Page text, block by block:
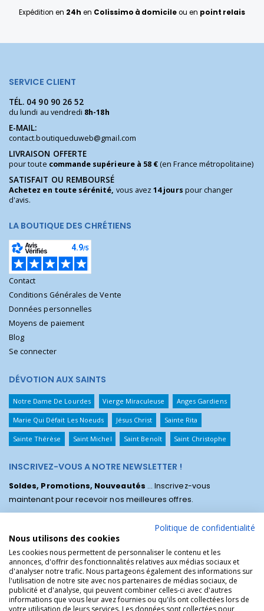
Expédition en 24h en Colissimo à domicileou en point relais
SERVICE CLIENT
TÉL. 04 90 90 26 52
du lundi au vendredi 8h-18h
E-MAIL:
contact.boutiqueduweb@gmail.com
LIVRAISON OFFERTE
pour toute commande supérieure à 58 €(en France métropolitaine)
SATISFAIT OU REMBOURSÉ
Achetez en toute sérénité, vous avez14 jours pour changer
d'avis.
LA BOUTIQUE DES CHRÉTIENS
Contact
Conditions Générales de Vente
Données personnelles
Moyens de paiement
Blog
Se connecter
DÉVOTION AUX SAINTS
Notre Dame De Lourdes Vierge Miraculeuse Anges Gardiens
Marie Qui Défait Les Noeuds Jésus Christ Sainte Rita
Sainte Thérèse Saint Michel Saint Benoît Saint Christophe
INSCRIVEZ-VOUS A NOTRE NEWSLETTER !
Soldes, Promotions, Nouveautés ... Inscrivez-vous
maintenant pour recevoir nos meilleures offres.
Politique de confidentialité
Nous utilisons des cookies
Les cookies nous permettent de personnaliser le contenu et les
annonces, d'offrir des fonctionnalités relatives aux médias sociaux et
d'analyser notre trafic. Nous partageons également des informations sur
l'utilisation de notre site avec nos partenaires de médias sociaux, de
publicité et d'analyse, qui peuvent combiner celles-ci avec d'autres
informations que vous leur avez fournies ou qu'ils ont collectées lors de
votre utilisation de leurs services. Les données sont collectées pour